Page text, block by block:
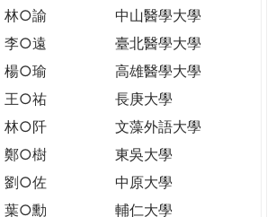
林○諭
中山醫學大學
李○遠
臺北醫學大學
楊○瑜
高雄醫學大學
王○祐
長庚大學
林○阡
文藻外語大學
鄭○樹
東吳大學
劉○佐
中原大學
葉○勳
輔仁大學